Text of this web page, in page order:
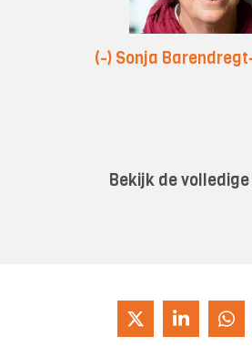
(-) Sonja
Bekijk de